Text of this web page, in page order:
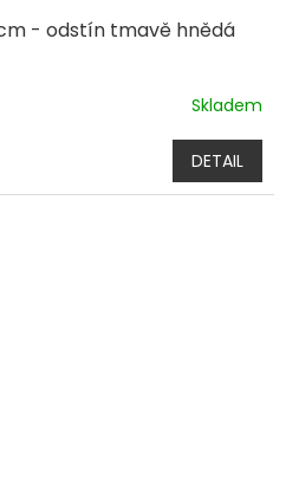
- odstín tmavě hnědá
Skladem
DETAIL